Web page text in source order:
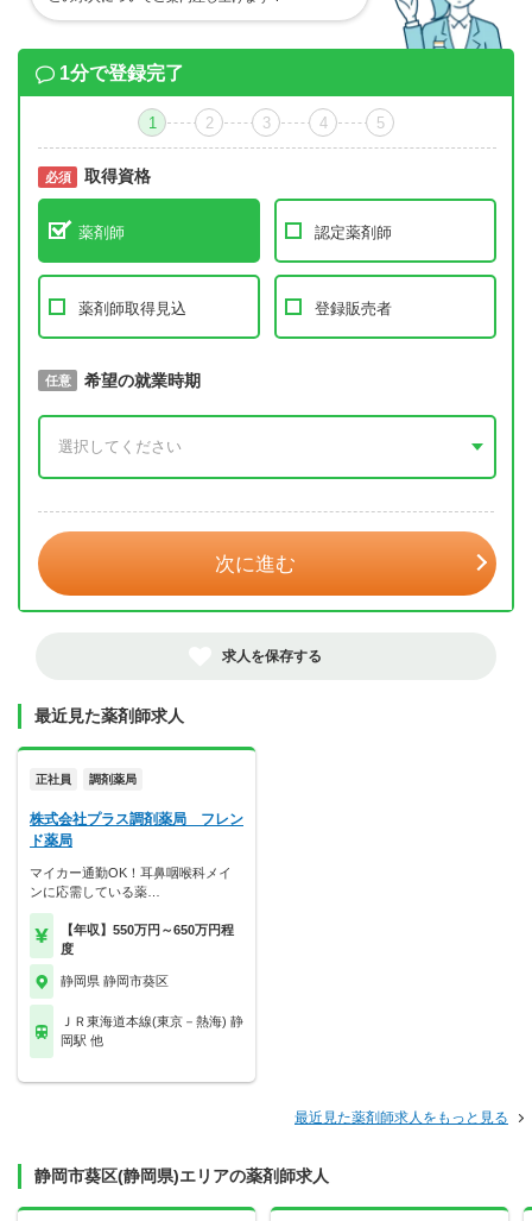
1分で登録完了
1 2 3 4 5
必須 取得資格
薬剤師 認定薬剤師
薬剤師取得見込 登録販売者
必須 取得予定年
任意 希望の就業時期
次に進む
求人を保存する
最近見た薬剤師求人
正社員 調剤薬局
株式会社プラス調剤薬局 フレン
ド薬局
マイカー通勤OK！耳鼻咽喉科メイ
ンに応需している薬…
【年収】550万円～650万円程
度
静岡県 静岡市葵区
ＪＲ東海道本線(東京－熱海) 静
岡駅 他
最近見た薬剤師求人をもっと見る
静岡市葵区(静岡県)エリアの薬剤師求人